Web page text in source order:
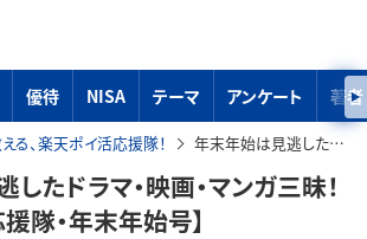
優待 NISA テーマ アンケート 著者
る、楽天ポイ活応援隊！ 年末年始は見逃したドラマ・映画・マンガ三昧！【楽天ポイ活応援隊・年末年始号】
たドラマ・映画・マンガ三昧！
隊・年末年始号】